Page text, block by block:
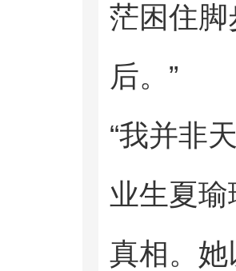
茫困住
后。”
“我并非
业生夏瑜
真相。她